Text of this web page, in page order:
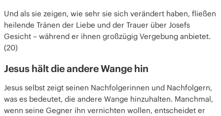
Und als sie zeigen, wie sehr sie sich verändert haben, fließen
heilende Tränen der Liebe und der Trauer über Josefs
Gesicht – während er ihnen großzügig Vergebung anbietet.
(20)
Jesus hält die andere Wange hin
Jesus selbst zeigt seinen Nachfolgerinnen und Nachfolgern,
was es bedeutet, die andere Wange hinzuhalten. Manchmal,
wenn seine Gegner ihn vernichten wollen, entscheidet er